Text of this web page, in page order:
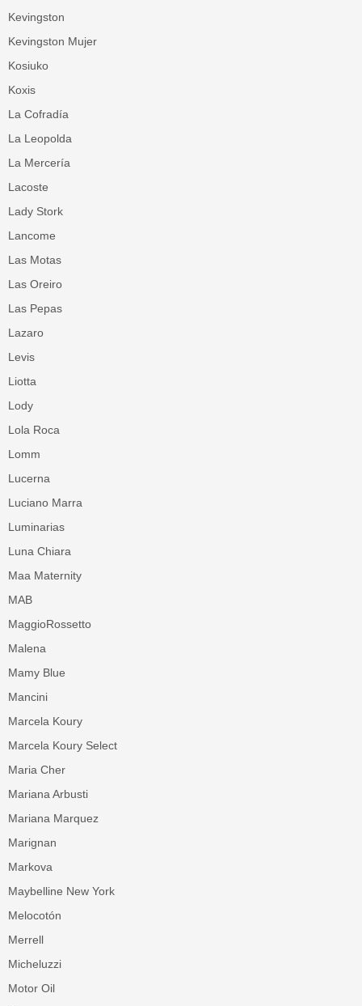
Kevingston
Kevingston Mujer
Kosiuko
Koxis
La Cofradía
La Leopolda
La Mercería
Lacoste
Lady Stork
Lancome
Las Motas
Las Oreiro
Las Pepas
Lazaro
Levis
Liotta
Lody
Lola Roca
Lomm
Lucerna
Luciano Marra
Luminarias
Luna Chiara
Maa Maternity
MAB
MaggioRossetto
Malena
Mamy Blue
Mancini
Marcela Koury
Marcela Koury Select
Maria Cher
Mariana Arbusti
Mariana Marquez
Marignan
Markova
Maybelline New York
Melocotón
Merrell
Micheluzzi
Motor Oil